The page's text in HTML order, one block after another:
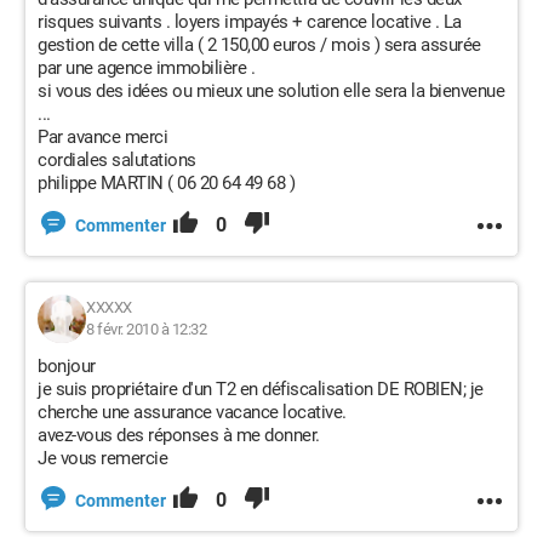
risques suivants . loyers impayés + carence locative . La
gestion de cette villa ( 2 150,00 euros / mois ) sera assurée
par une agence immobilière .
si vous des idées ou mieux une solution elle sera la bienvenue
...
Par avance merci
cordiales salutations
philippe MARTIN ( 06 20 64 49 68 )
Commenter 0
XXXXX
8 févr. 2010 à 12:32
bonjour
je suis propriétaire d'un T2 en défiscalisation DE ROBIEN; je
cherche une assurance vacance locative.
avez-vous des réponses à me donner.
Je vous remercie
Commenter 0